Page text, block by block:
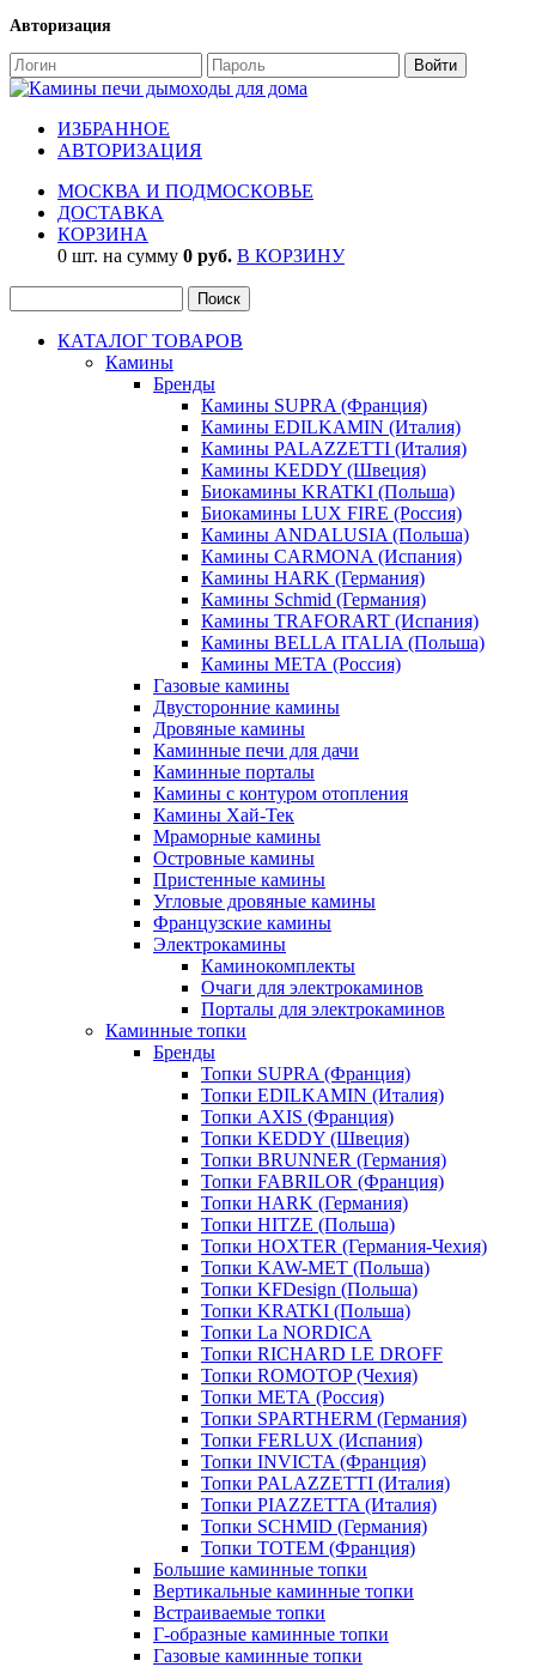
Авторизация
ИЗБРАННОЕ
АВТОРИЗАЦИЯ
МОСКВА И ПОДМОСКОВЬЕ
ДОСТАВКА
КОРЗИНА
0 шт. на сумму 0 руб. В КОРЗИНУ
КАТАЛОГ ТОВАРОВ
Камины
Бренды
Камины SUPRA (Франция)
Камины EDILKAMIN (Италия)
Камины PALAZZETTI (Италия)
Камины KEDDY (Швеция)
Биокамины KRATKI (Польша)
Биокамины LUX FIRE (Россия)
Камины ANDALUSIA (Польша)
Камины CARMONA (Испания)
Камины HARK (Германия)
Камины Schmid (Германия)
Камины TRAFORART (Испания)
Камины BELLA ITALIA (Польша)
Камины МЕТА (Россия)
Газовые камины
Двусторонние камины
Дровяные камины
Каминные печи для дачи
Каминные порталы
Камины с контуром отопления
Камины Хай-Тек
Мраморные камины
Островные камины
Пристенные камины
Угловые дровяные камины
Французские камины
Электрокамины
Каминокомплекты
Очаги для электрокаминов
Порталы для электрокаминов
Каминные топки
Бренды
Топки SUPRA (Франция)
Топки EDILKAMIN (Италия)
Топки AXIS (Франция)
Топки KEDDY (Швеция)
Топки BRUNNER (Германия)
Топки FABRILOR (Франция)
Топки HARK (Германия)
Топки HITZE (Польша)
Топки HOXTER (Германия-Чехия)
Топки KAW-MET (Польша)
Топки KFDesign (Польша)
Топки KRATKI (Польша)
Топки La NORDICA
Топки RICHARD LE DROFF
Топки ROMOTOP (Чехия)
Топки МЕТА (Россия)
Топки SPARTHERM (Германия)
Топки FERLUX (Испания)
Топки INVICTA (Франция)
Топки PALAZZETTI (Италия)
Топки PIAZZETTA (Италия)
Топки SCHMID (Германия)
Топки TOTEM (Франция)
Большие каминные топки
Вертикальные каминные топки
Встраиваемые топки
Г-образные каминные топки
Газовые каминные топки